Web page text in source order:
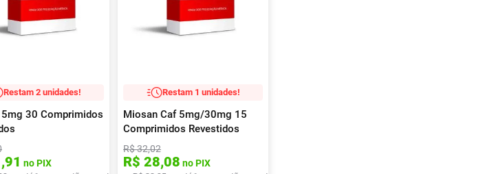
Restam 2 unidades!
30 Comprimidos
,91 no PIX
Restam 1 unidades!
Miosan Caf 5mg/30mg 15
Comprimidos Revestidos
R$32,02
R$ 28,08 no PIX